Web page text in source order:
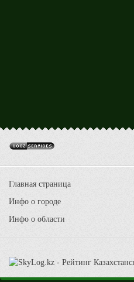
Главная страница
Инфо о городе
Инфо о области